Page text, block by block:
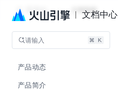
文档中心
即梦AI 文档指南
请输入
产品动态
产品简介